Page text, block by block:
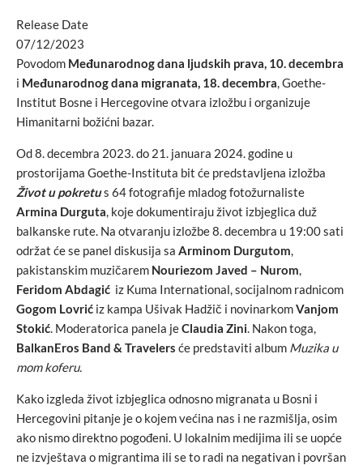
Release Date
07/12/2023
Povodom Međunarodnog dana ljudskih prava, 10. decembra
i Međunarodnog dana migranata, 18. decembra, Goethe-
Institut Bosne i Hercegovine otvara izložbu i organizuje
Himanitarni božićni bazar.
Od 8. decembra 2023. do 21. januara 2024. godine u
prostorijama Goethe-Instituta bit će predstavljena izložba
Život u pokretus 64 fotografije mladog fotožurnaliste
Armina Durguta, koje dokumentiraju život izbjeglica duž
balkanske rute. Na otvaranju izložbe 8. decembra u 19:00 sati
održat će se panel diskusija sa Arminom Durgutom,
pakistanskim muzičarem Nouriezom Javed – Nurom,
Feridom Abdagić iz Kuma International, socijalnom radnicom
Gogom Lovrić iz kampa Ušivak Hadžič i novinarkomVanjom
Stokić. Moderatorica panela jeClaudia Zini. Nakon toga,
BalkanEros Band & Travelers će predstaviti album Muzika u
mom koferu.
Kako izgleda život izbjeglica odnosno migranata u Bosni i
Hercegovini pitanje je o kojem većina nas i ne razmišlja, osim
ako nismo direktno pogođeni. U lokalnim medijima ili se uopće
ne izvještava o migrantima ili se to radi na negativan i površan